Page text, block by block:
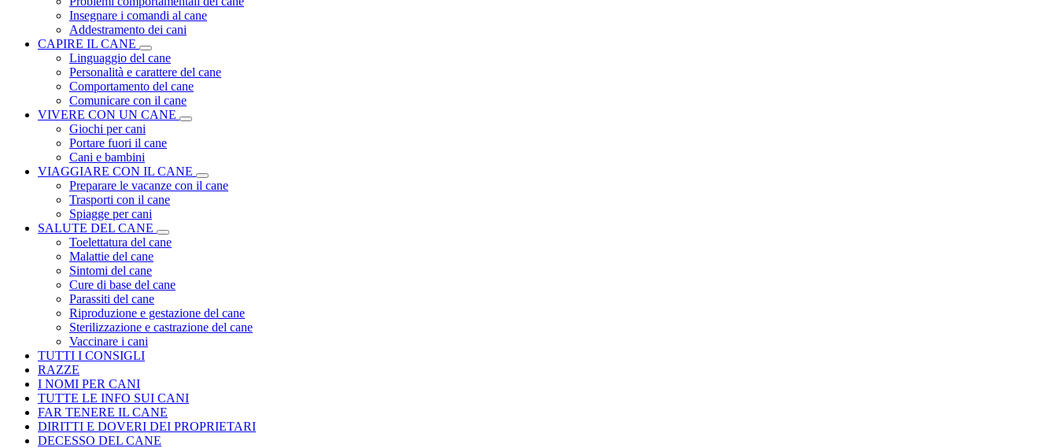
Insegnare i comandi al cane
Addestramento dei cani
CAPIRE IL CANE
Linguaggio del cane
Personalità e carattere del cane
Comportamento del cane
Comunicare con il cane
VIVERE CON UN CANE
Giochi per cani
Portare fuori il cane
Cani e bambini
VIAGGIARE CON IL CANE
Preparare le vacanze con il cane
Trasporti con il cane
Spiagge per cani
SALUTE DEL CANE
Toelettatura del cane
Malattie del cane
Sintomi del cane
Cure di base del cane
Parassiti del cane
Riproduzione e gestazione del cane
Sterilizzazione e castrazione del cane
Vaccinare i cani
TUTTI I CONSIGLI
RAZZE
I NOMI PER CANI
TUTTE LE INFO SUI CANI
FAR TENERE IL CANE
DIRITTI E DOVERI DEI PROPRIETARI
DECESSO DEL CANE